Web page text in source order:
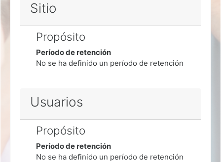
Sitio
Propósito
Período de retención
No se ha definido un período de retención
Usuarios
Propósito
Período de retención
No se ha definido un período de retención